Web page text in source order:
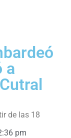
a
de las 18
pm